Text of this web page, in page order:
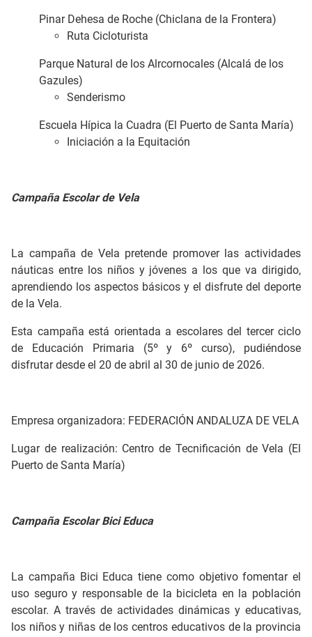
Pinar Dehesa de Roche (Chiclana de la Frontera)
Ruta Cicloturista
Parque Natural de los Alrcornocales (Alcalá de los
Gazules)
Senderismo
Escuela Hípica la Cuadra (El Puerto de Santa María)
Iniciación a la Equitación
Campaña Escolar de Vela
La campaña de Vela pretende promover las actividades
náuticas entre los niños y jóvenes a los que va dirigido,
aprendiendo los aspectos básicos y el disfrute del deporte
de la Vela.
Esta campaña está orientada a escolares del tercer ciclo
de Educación Primaria (5º y 6º curso), pudiéndose
disfrutar desde el 20 de abril al 30 de junio de 2026.
Empresa organizadora: FEDERACIÓN ANDALUZA DE VELA
Lugar de realización: Centro de Tecnificación de Vela (El
Puerto de Santa María)
Campaña Escolar Bici Educa
La campaña Bici Educa tiene como objetivo fomentar el
uso seguro y responsable de la bicicleta en la población
escolar. A través de actividades dinámicas y educativas,
los niños y niñas de los centros educativos de la provincia